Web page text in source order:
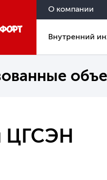
О компании
Внутренний
ЦГСЭН